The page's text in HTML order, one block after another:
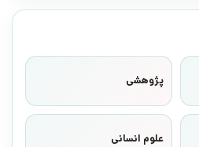
پژوهشی
علوم انسانی